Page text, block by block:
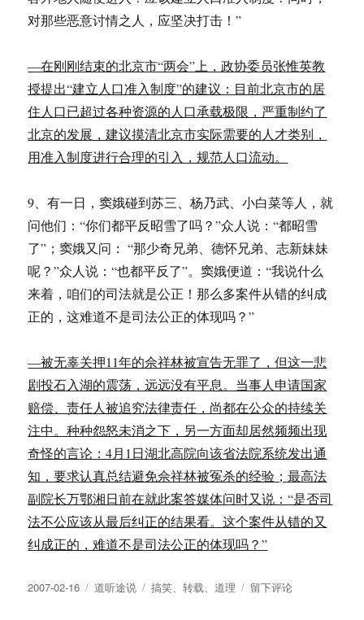
对那些恶意讨情之人，应坚决打击！”
—在刚刚结束的北京市“两会”上，政协委员张惟英教
授提出“建立人口准入制度”的建议：目前北京市的居
住人口已超过各种资源的人口承载极限，严重制约了
北京的发展，建议摸清北京市实际需要的人才类别，
用准入制度进行合理的引入，规范人口流动。
9、有一日，窦娥碰到苏三、杨乃武、小白菜等人，就
问他们：“你们都平反昭雪了吗？”众人说：“都昭雪
了”；窦娥又问： “那少奇兄弟、德怀兄弟、志新妹妹
呢？”众人说：“也都平反了”。窦娥便道：“我说什么
来着，咱们的司法就是公正！那么多案件从错的纠成
正的，这难道不是司法公正的体现吗？”
—被无辜关押11年的佘祥林被宣告无罪了，但这一悲
剧投石入湖的震荡，远远没有平息。当事人申请国家
赔偿、责任人被追究法律责任，尚都在公众的持续关
注中。种种怨怒未消之下，另一方面却居然频频出现
奇怪的言论：4月1日湖北高院向该省法院系统发出通
知，要求认真总结避免佘祥林被冤杀的经验；最高法
副院长万鄂湘日前在就此案答媒体问时又说：“是否司
法不公应该从最后纠正的结果看。这个案件从错的又
纠成正的，难道不是司法公正的体现吗？”
发
2007-02-16
分
道听途说
标
搞笑、转载、道理
于
留下评论